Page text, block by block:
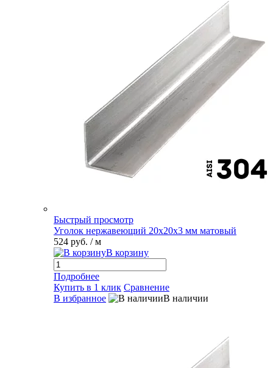
Быстрый просмотр
Уголок нержавеющий 20х20х3 мм матовый
524 руб. / м
В корзину
Подробнее
Купить в 1 клик Сравнение
В избранное
В наличии